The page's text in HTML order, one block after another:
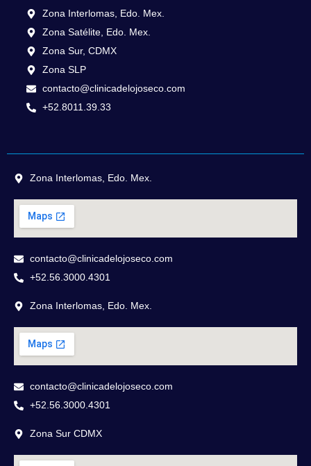
Zona Interlomas, Edo. Mex.
Zona Satélite, Edo. Mex.
Zona Sur, CDMX
Zona SLP
contacto@clinicadelojoseco.com
+52.8011.39.33
Zona Interlomas, Edo. Mex.
contacto@clinicadelojoseco.com
+52.56.3000.4301
Zona Interlomas, Edo. Mex.
contacto@clinicadelojoseco.com
+52.56.3000.4301
Zona Sur CDMX